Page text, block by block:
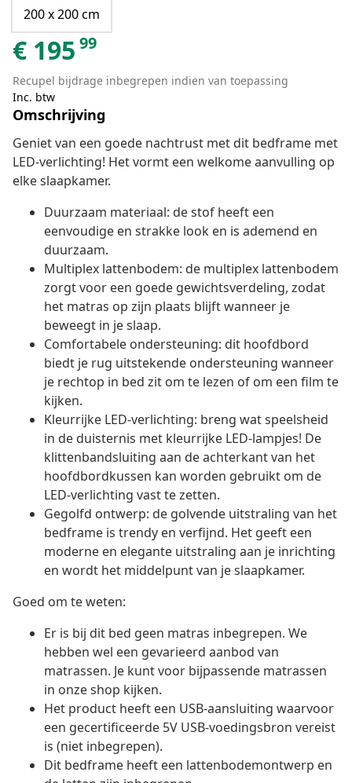
200 x 200 cm
€ 195 99
Recupel bijdrage inbegrepen indien van toepassing
Inc. btw
Omschrijving
Geniet van een goede nachtrust met dit bedframe met
LED-verlichting! Het vormt een welkome aanvulling op
elke slaapkamer.
Duurzaam materiaal: de stof heeft een
eenvoudige en strakke look en is ademend en
duurzaam.
Multiplex lattenbodem: de multiplex lattenbodem
zorgt voor een goede gewichtsverdeling, zodat
het matras op zijn plaats blijft wanneer je
beweegt in je slaap.
Comfortabele ondersteuning: dit hoofdbord
biedt je rug uitstekende ondersteuning wanneer
je rechtop in bed zit om te lezen of om een film te
kijken.
Kleurrijke LED-verlichting: breng wat speelsheid
in de duisternis met kleurrijke LED-lampjes! De
klittenbandsluiting aan de achterkant van het
hoofdbordkussen kan worden gebruikt om de
LED-verlichting vast te zetten.
Gegolfd ontwerp: de golvende uitstraling van het
bedframe is trendy en verfijnd. Het geeft een
moderne en elegante uitstraling aan je inrichting
en wordt het middelpunt van je slaapkamer.
Goed om te weten:
Er is bij dit bed geen matras inbegrepen. We
hebben wel een gevarieerd aanbod van
matrassen. Je kunt voor bijpassende matrassen
in onze shop kijken.
Het product heeft een USB-aansluiting waarvoor
een gecertificeerde 5V USB-voedingsbron vereist
is (niet inbegrepen).
Dit bedframe heeft een lattenbodemontwerp en